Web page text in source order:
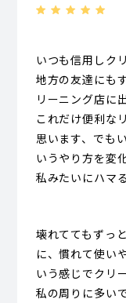
いつも信用しク
地方の友達にも
リーニング店に
これだけ便利な
思います、でも
いうやり方を変
私みたいにハマ
壊れててもずっ
に、慣れて使い
いう感じでクリ
私の周りに多い